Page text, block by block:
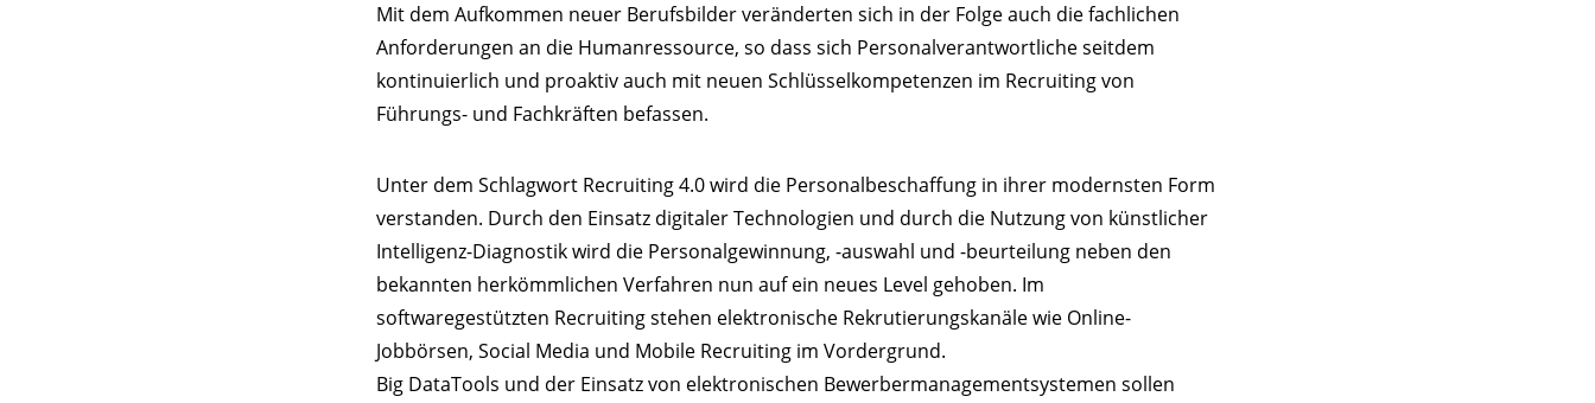
Mit dem Aufkommen neuer Berufsbilder veränderten sich in der Folge auch die fachlichen
Anforderungen an die Humanressource, so dass sich Personalverantwortliche seitdem
kontinuierlich und proaktiv auch mit neuen Schlüsselkompetenzen im Recruiting von
Führungs- und Fachkräften befassen.
Unter dem Schlagwort Recruiting 4.0 wird die Personalbeschaffung in ihrer modernsten Form
verstanden. Durch den Einsatz digitaler Technologien und durch die Nutzung von künstlicher
Intelligenz-Diagnostik wird die Personalgewinnung, -auswahl und -beurteilung neben den
bekannten herkömmlichen Verfahren nun auf ein neues Level gehoben. Im
softwaregestützten Recruiting stehen elektronische Rekrutierungskanäle wie Online-
Jobbörsen, Social Media und Mobile Recruiting im Vordergrund.
Big DataTools und der Einsatz von elektronischen Bewerbermanagementsystemen sollen